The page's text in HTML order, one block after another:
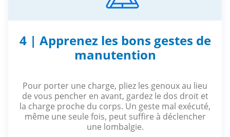
4 | Apprenez les bons gestes de
manutention
Pour porter une charge, pliez les genoux au lieu
de vous pencher en avant, gardez le dos droit et
la charge proche du corps. Un geste mal exécuté,
même une seule fois, peut suffire à déclencher
une lombalgie.